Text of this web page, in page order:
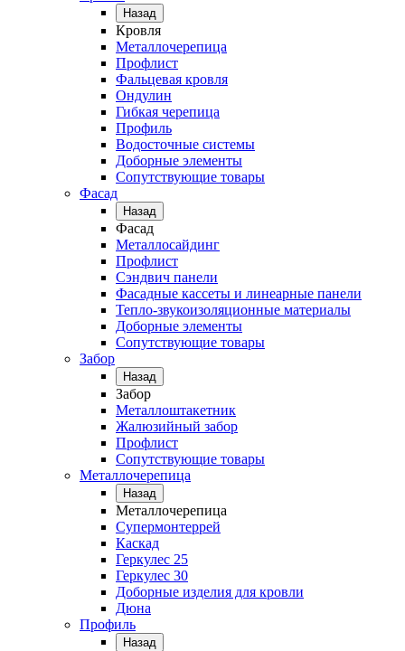
Назад
Кровля
Металлочерепица
Профлист
Фальцевая кровля
Ондулин
Гибкая черепица
Профиль
Водосточные системы
Доборные элементы
Сопутствующие товары
Фасад
Назад
Фасад
Металлосайдинг
Профлист
Сэндвич панели
Фасадные кассеты и линеарные панели
Тепло-звукоизоляционные материалы
Доборные элементы
Сопутствующие товары
Забор
Назад
Забор
Металлоштакетник
Жалюзийный забор
Профлист
Сопутствующие товары
Металлочерепица
Назад
Металлочерепица
Супермонтеррей
Каскад
Геркулес 25
Геркулес 30
Доборные изделия для кровли
Дюна
Профиль
Назад